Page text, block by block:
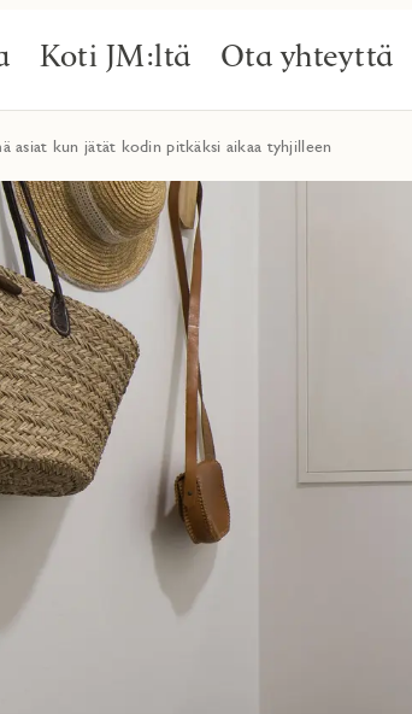
Koti JM:ltä Ota yhteyttä
asiat kun jätät kodin pitkäksi aikaa tyhjilleen